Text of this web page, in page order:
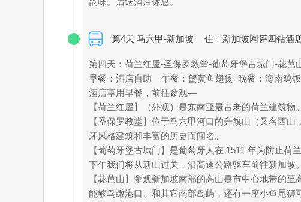
第4天 马六甲-新加坡 住：新加坡网评四钻酒
第四天：荷兰红屋-圣保罗教堂-葡萄牙堡古城门-花
早餐：酒店自助 午餐：蟹黄鱼翅煲 晚餐：海南
酒店享用早餐，前往参观—
【荷兰红屋】（外观）是东南亚最古老的荷兰建筑
【圣保罗教堂】位于马六甲河口的升旗山（又名西
牙风格建筑和丰富的历史而闻名。
【葡萄牙堡古城门】是葡萄牙人在 1511 年为防止荷
下午我们将从新山过关，沿高速公路驱车前往新加坡
【花芭山】参观新加坡南部的高山是市中心地带的
能够鸟瞰港口、和其它南部岛屿，还有一座小鱼尾狮